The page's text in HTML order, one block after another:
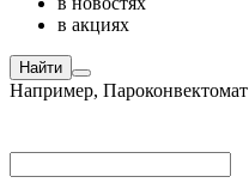
в акциях
Найти
Например, Пароконвектомат